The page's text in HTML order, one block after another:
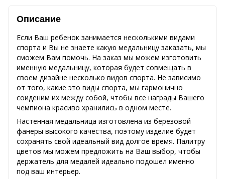
Описание
Если Ваш ребенок занимается несколькими видами
спорта и Вы не знаете какую медальницу заказать, мы
сможем Вам помочь. На заказ мы можем изготовить
именную медальницу, которая будет совмещать в
своем дизайне несколько видов спорта. Не зависимо
от того, какие это виды спорта, мы гармонично
соиденим их между собой, чтобы все награды Вашего
чемпиона красиво хранились в одном месте.
Настенная медальница изготовлена из березовой
фанеры высокого качества, поэтому изделие будет
сохранять свой идеальный вид долгое время. Палитру
цветов мы можем предложить на Ваш выбор, чтобы
держатель для медалей идеально подошел именно
под ваш интерьер.